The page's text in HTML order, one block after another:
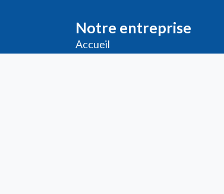
Notre entreprise
Accueil